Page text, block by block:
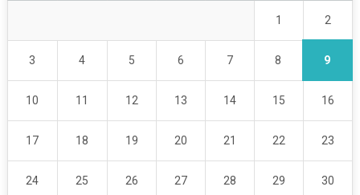
1 2
3 4 5 6 7 8 9
10 11 12 13 14 15 16
17 18 19 20 21 22 23
24 25 26 27 28 29 30